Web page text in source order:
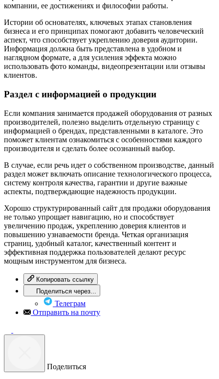
компании, ее достижениях и философии работы.
Истории об основателях, ключевых этапах становления
бизнеса и его принципах помогают добавить человеческий
аспект, что способствует укреплению доверия аудитории.
Информация должна быть представлена в удобном и
наглядном формате, а для усиления эффекта можно
использовать фото команды, видеопрезентации или отзывы
клиентов.
Раздел с информацией о продукции
Если компания занимается продажей оборудования от разных
производителей, полезно выделить отдельную страницу с
информацией о брендах, представленными в каталоге. Это
поможет клиентам ознакомиться с особенностями каждого
производителя и сделать более осознанный выбор.
В случае, если речь идет о собственном производстве, данный
раздел может включать описание технологического процесса,
систему контроля качества, гарантии и другие важные
аспекты, подтверждающие надежность продукции.
Хорошо структурированный сайт для продажи оборудования
не только упрощает навигацию, но и способствует
увеличению продаж, укреплению доверия клиентов и
повышению узнаваемости бренда. Четкая организация
страниц, удобный каталог, качественный контент и
эффективная поддержка пользователей делают ресурс
мощным инструментом для бизнеса.
Копировать ссылку
Поделиться через...
Телеграм
Отправить на почту
Поделиться